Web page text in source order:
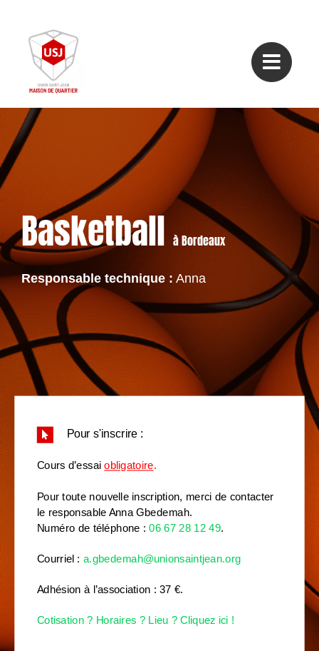
contenu
Basketballà Bordeaux
Responsable technique : Anna
Pour s'inscrire :
Cours d’essaiobligatoire.
Pour toute nouvelle inscription, merci de contacter
le responsable Anna Gbedemah.
Numéro de téléphone :06 67 28 12 49
Courriel : a.gbedemah@unionsaintjean.org
Adhésion à l’association : 37 €.
Cotisation ? Horaires ? Lieu ? Cliquez ici !